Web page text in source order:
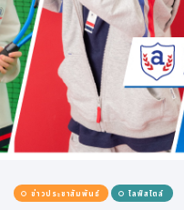
เอไอ
การศึกษา
ศิลปะ, วัฒนธรรม
การเมือง
ธุรกิจ, สังคม
ข่าวประชาสัมพันธ์ ไลฟ์สไตล์